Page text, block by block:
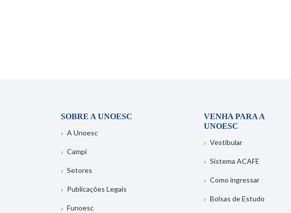
SOBRE A UNOESC
A Unoesc
Campi
Setores
Publicações Legais
Funoesc
VENHA PARA A
UNOESC
Vestibular
Sistema ACAFE
Como ingressar
Bolsas de Estudo